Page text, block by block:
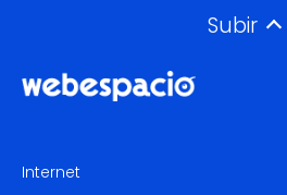
Subir
Internet